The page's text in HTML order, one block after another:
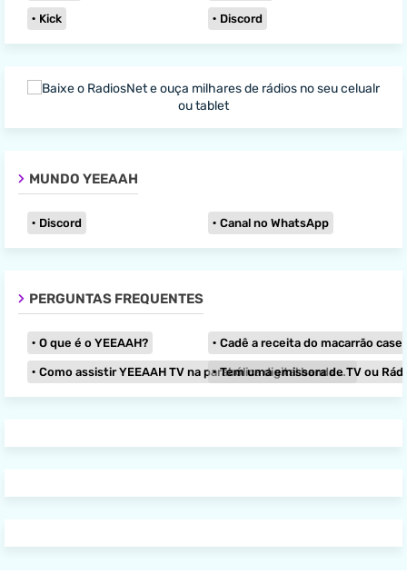
Kick Discord
MUNDO YEEAAH
Discord Canal no WhatsApp
PERGUNTAS FREQUENTES
O que é o YEEAAH? Cadê a receita do macarrão caseiro
Como assistir YEEAAH TV na parabólica digital banda KU?
Tem uma emissora de TV ou Rádio